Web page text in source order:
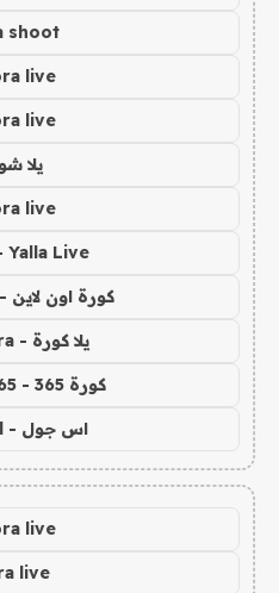
shoot
live
live
يلا
live
Yalla Live - يلا لايف
كورة اون لاين - koora onl
يلا كورة - yallakora
كورة 365 - kooora 365
اس جول - AS Goal
live
live